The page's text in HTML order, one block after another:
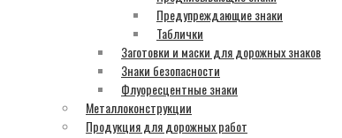
Предупреждающие знаки
Таблички
Заготовки и маски для дорожных знаков
Знаки безопасности
Флуоресцентные знаки
Металлоконструкции
Продукция для дорожных работ